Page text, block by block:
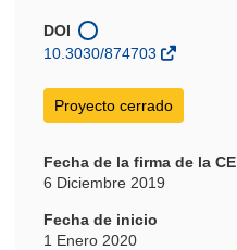
una
nueva
DOI
10.3030/874703
Proyecto cerrado
Fecha de la firma de la CE
6 Diciembre 2019
Fecha de inicio
1 Enero 2020